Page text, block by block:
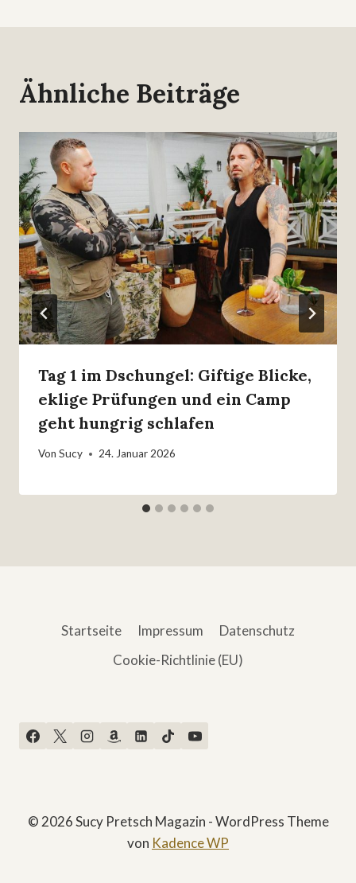
Ähnliche Beiträge
Tag 1 im Dschungel: Giftige Blicke,
eklige Prüfungen und ein Camp
geht hungrig schlafen
Von Sucy 24. Januar 2026
Startseite Impressum
Datenschutz
Cookie-Richtlinie (EU)
© 2026 Sucy Pretsch Magazin - WordPress Theme
von Kadence WP